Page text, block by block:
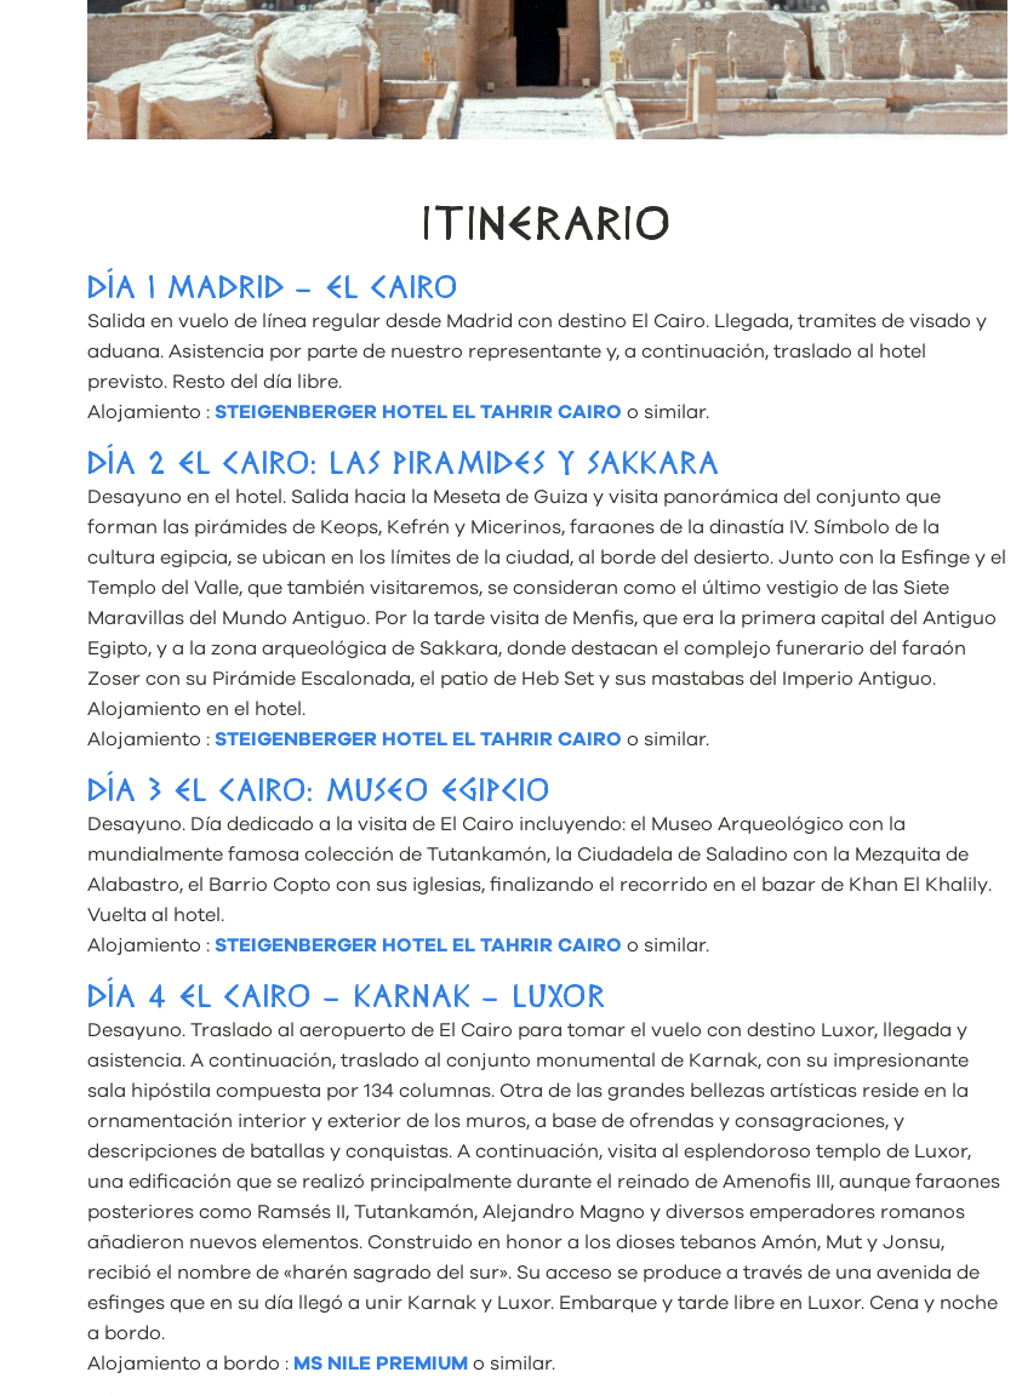
ITINERARIO
DÍA 1 MADRID – EL CAIRO
Salida en vuelo de línea regular desde Madrid con destino El Cairo. Llegada, tramites de visado y
aduana. Asistencia por parte de nuestro representante y, a continuación, traslado al hotel
previsto. Resto del día libre.
Alojamiento : STEIGENBERGER HOTEL EL TAHRIR CAIRO o similar.
DÍA 2 EL CAIRO: LAS PIRAMIDES Y SAKKARA
Desayuno en el hotel. Salida hacia la Meseta de Guiza y visita panorámica del conjunto que
forman las pirámides de Keops, Kefrén y Micerinos, faraones de la dinastía IV. Símbolo de la
cultura egipcia, se ubican en los límites de la ciudad, al borde del desierto. Junto con la Esfinge y el
Templo del Valle, que también visitaremos, se consideran como el último vestigio de las Siete
Maravillas del Mundo Antiguo. Por la tarde visita de Menfis, que era la primera capital del Antiguo
Egipto, y a la zona arqueológica de Sakkara, donde destacan el complejo funerario del faraón
Zoser con su Pirámide Escalonada, el patio de Heb Set y sus mastabas del Imperio Antiguo.
Alojamiento en el hotel.
Alojamiento : STEIGENBERGER HOTEL EL TAHRIR CAIRO o similar.
DÍA 3 EL CAIRO: MUSEO EGIPCIO
Desayuno. Día dedicado a la visita de El Cairo incluyendo: el Museo Arqueológico con la
mundialmente famosa colección de Tutankamón, la Ciudadela de Saladino con la Mezquita de
Alabastro, el Barrio Copto con sus iglesias, finalizando el recorrido en el bazar de Khan El Khalily.
Vuelta al hotel.
Alojamiento : STEIGENBERGER HOTEL EL TAHRIR CAIRO o similar.
DÍA 4 EL CAIRO – KARNAK – LUXOR
Desayuno. Traslado al aeropuerto de El Cairo para tomar el vuelo con destino Luxor, llegada y
asistencia. A continuación, traslado al conjunto monumental de Karnak, con su impresionante
sala hipóstila compuesta por 134 columnas. Otra de las grandes bellezas artísticas reside en la
ornamentación interior y exterior de los muros, a base de ofrendas y consagraciones, y
descripciones de batallas y conquistas. A continuación, visita al esplendoroso templo de Luxor,
una edificación que se realizó principalmente durante el reinado de Amenofis III, aunque faraones
posteriores como Ramsés II, Tutankamón, Alejandro Magno y diversos emperadores romanos
añadieron nuevos elementos. Construido en honor a los dioses tebanos Amón, Mut y Jonsu,
recibió el nombre de «harén sagrado del sur». Su acceso se produce a través de una avenida de
esfinges que en su día llegó a unir Karnak y Luxor. Embarque y tarde libre en Luxor. Cena y noche
a bordo.
Alojamiento a bordo : MS NILE PREMIUM o similar.